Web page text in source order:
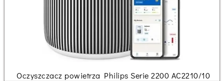
Oczyszczacz powietrza Philips Serie 2200 AC2210/10